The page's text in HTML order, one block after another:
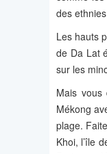
des
Les hauts
de Da Lat
sur les
Mais vous
Mékong
plage.
Khoi, l’île